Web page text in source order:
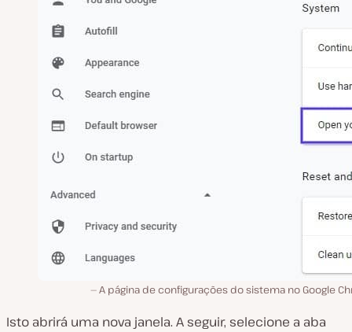
A página de configurações do sistema no Google
Isto abrirá uma nova janela. A seguir, selecione a aba